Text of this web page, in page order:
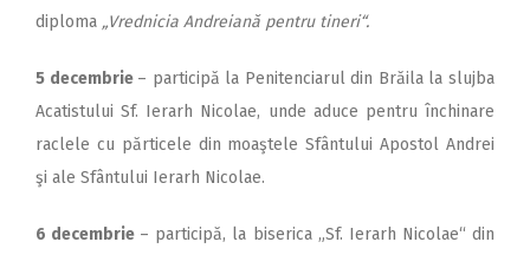
diploma „Vrednicia Andreiană pentru tineri“.
5 decembrie – participă la Penitenciarul din Brăila la slujba
Acatistului Sf. Ierarh Nicolae, unde aduce pentru închinare
raclele cu părticele din moaştele Sfântului Apostol Andrei
şi ale Sfântului Ierarh Nicolae.
6 decembrie – participă, la biserica „Sf. Ierarh Nicolae“ din